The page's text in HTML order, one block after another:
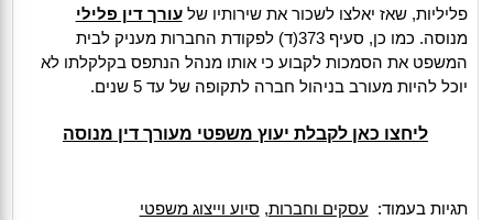
פליליות, שאז יאלצו לשכור את שירותיו שלעורך דין פלילי
מנוסה. כמו כן, סעיף 373(ד) לפקודת החברות מעניק לבית
המשפט את הסמכות לקבוע כי אותו מנהל הנתפס בקלקלתו לא
יוכל להיות מעורב בניהול חברה לתקופה של עד 5 שנים.
ליחצו כאן לקבלת יעוץ משפטי מעורך דין מנוסה
תגיות בעמוד: עסקים וחברות, סיוע וייצוג משפטי